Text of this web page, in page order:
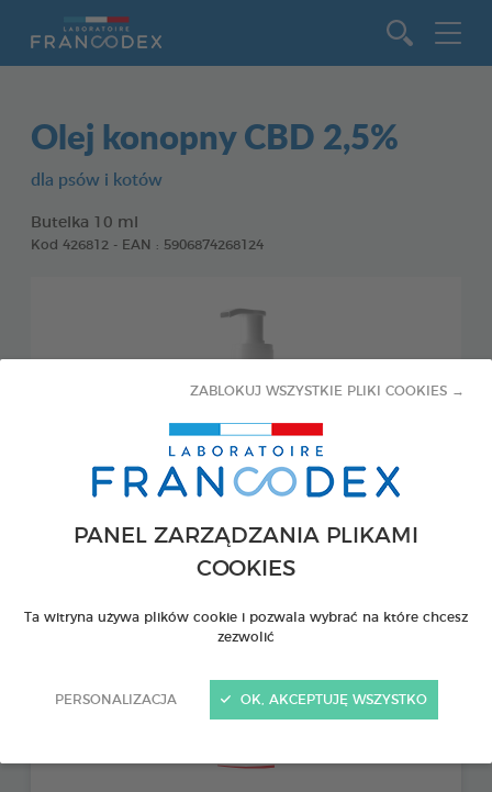
PANEL ZARZĄDZANIA PLIKAMI
COOKIES
Ta witryna używa plików cookie i pozwala wybrać na które chcesz
zezwolić
PERSONALIZACJA
ZABLOKUJ WSZYSTKIE PLIKI COOKIES →
OK, AKCEPTUJĘ WSZYSTKO
Olej konopny CBD 2,5%
dla psów i kotów
Butelka 10 ml
Kod 426812 - EAN : 5906874268124